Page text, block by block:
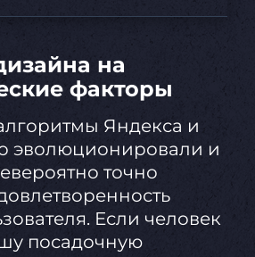
на
факторы
Яндекса и
эволюционировали и
точно
Если человек
посадочную